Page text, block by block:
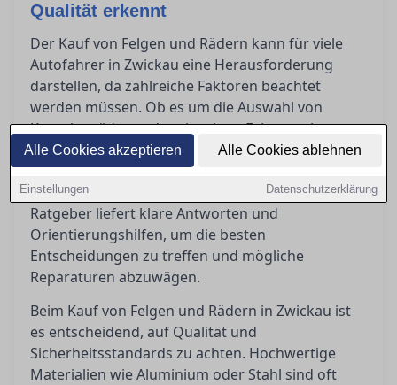
Alle Cookies akzeptieren Alle Cookies ablehnen
Einstellungen Datenschutzerklärung
Qualität erkennt
Der Kauf von Felgen und Rädern kann für viele
Autofahrer in Zwickau eine Herausforderung
darstellen, da zahlreiche Faktoren beachtet
werden müssen. Ob es um die Auswahl von
Kompletträdern oder einzelnen Felgen geht,
Fachwissen über die Qualitätsmerkmale und
rechtlichen Anforderungen wie ABE und
Eintragungspflicht ist unerlässlich. Dieser
Ratgeber liefert klare Antworten und
Orientierungshilfen, um die besten
Entscheidungen zu treffen und mögliche
Reparaturen abzuwägen.
Beim Kauf von Felgen und Rädern in Zwickau ist
es entscheidend, auf Qualität und
Sicherheitsstandards zu achten. Hochwertige
Materialien wie Aluminium oder Stahl sind oft